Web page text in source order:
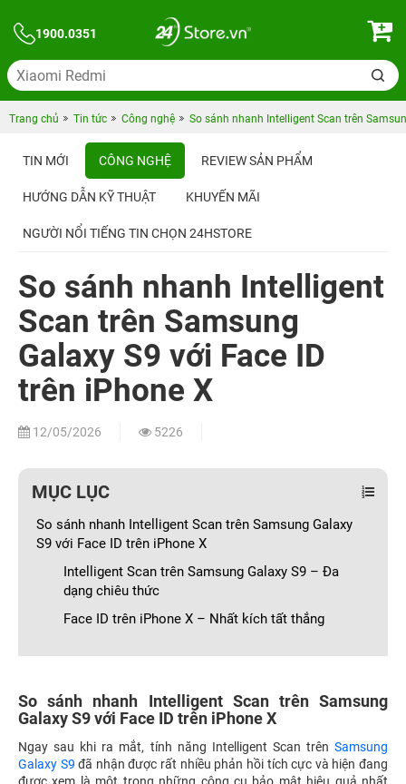
1900.0351
Trang chủ Tin tức Công nghệ So sánh nhanh Intelligent Scan trên
TIN MỚI CÔNG NGHỆ REVIEW SẢN PHẨM
HƯỚNG DẪN KỸ THUẬT KHUYẾN MÃI
NGƯỜI NỔI TIẾNG TIN CHỌN 24HSTORE
So sánh nhanh Intelligent
Scan trên Samsung
Galaxy S9 với Face ID
trên iPhone X
12/05/2026 5226
MỤC LỤC
So sánh nhanh Intelligent Scan trên Samsung Galaxy
S9 với Face ID trên iPhone X
Intelligent Scan trên Samsung Galaxy S9 – Đa
dạng chiêu thức
Face ID trên iPhone X – Nhất kích tất thắng
So sánh nhanh Intelligent Scan trên Samsung
Galaxy S9 với Face ID trên iPhone X
Ngay sau khi ra mắt, tính năng Intelligent Scan trên Samsung
Galaxy S9 đã nhận được rất nhiều phản hồi tích cực và hiện đang